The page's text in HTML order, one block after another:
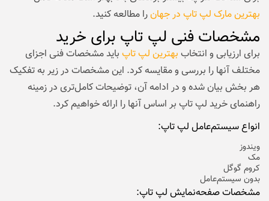
بهترین مارک لپ تاپ در جهانرا مطالعه کنید.
مشخصات فنی لپ تاپ برای خرید
برای ارزیابی و انتخاب بهترین لپ تاپ باید مشخصات فنی اجزای
مختلف آنها را بررسی و مقایسه کرد. این مشخصات در زیر به تفکیک
هر بخش بیان شده و در ادامه آن، توضیحات کامل‌تری در زمینه
راهنمای خرید لپ تاپ بر اساس آنها را ارائه خواهیم کرد.
انواع سیستم‌عامل لپ تاپ:
ویندوز
مک
کروم گوگل
بدون سیستم‌عامل
مشخصات صفحه‌نمایش لپ تاپ: